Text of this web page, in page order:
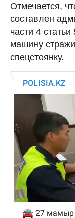
Отмечается,
составлен
части 4
машину
спецстоянку.